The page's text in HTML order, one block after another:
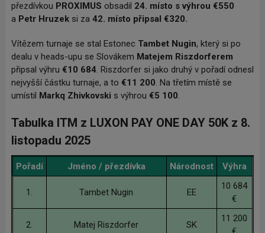
přezdívkou PROXIMUS obsadil 24. místo s výhrou €550
a Petr Hruzeksi za 42. místo připsal €320.
Vítězem turnaje se stal Estonec Tambet Nugin, který si po
dealu v heads-upu se Slovákem Matejem Riszdorferem
připsal výhru €10 684. Riszdorfer si jako druhý v pořadí odnesl
nejvyšší částku turnaje, a to €11 200. Na třetím místě se
umístil Markq Zhivkovski s výhrou €5 100.
Tabulka ITM z LUXON PAY ONE DAY 50K z 8.
listopadu 2025
Pořadí Jméno / přezdívka Národnost Výhra
1. Tambet Nugin EE
10 684
€
2. Matej Riszdorfer SK
11 200